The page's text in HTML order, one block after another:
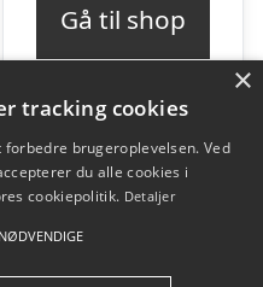
Gå til shop
×
tracking cookies
brugeroplevelsen. Ved
du alle cookies i
cookiepolitik. Detaljer